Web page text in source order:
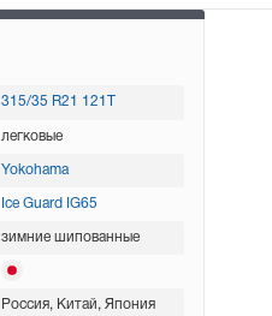
315/35 R21 121T
легковые
Yokohama
Ice Guard IG65
зимние шипованные
Россия, Китай, Япония